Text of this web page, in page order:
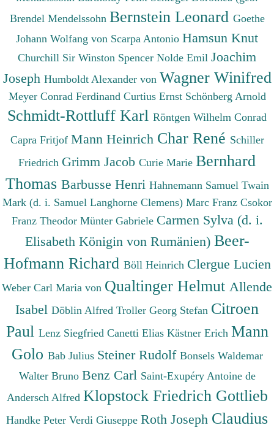
Brendel Mendelssohn Bernstein Leonard Goethe
Johann Wolfang von Scarpa Antonio Hamsun Knut
Churchill Sir Winston Spencer Nolde Emil Joachim
Joseph Humboldt Alexander von Wagner Winifred
Meyer Conrad Ferdinand Curtius Ernst Schönberg Arnold
Schmidt-Rottluff Karl Röntgen Wilhelm Conrad
Capra Fritjof Mann Heinrich Char René Schiller
Friedrich Grimm Jacob Curie Marie Bernhard
Thomas Barbusse Henri Hahnemann Samuel Twain
Mark (d. i. Samuel Langhorne Clemens) Marc Franz Csokor
Franz Theodor Münter Gabriele Carmen Sylva (d. i.
Elisabeth Königin von Rumänien) Beer-
Hofmann Richard Böll Heinrich Clergue Lucien
Weber Carl Maria von Qualtinger Helmut Allende
Isabel Döblin Alfred Troller Georg Stefan Citroen
Paul Lenz Siegfried Canetti Elias Kästner Erich Mann
Golo Bab Julius Steiner Rudolf Bonsels Waldemar
Walter Bruno Benz Carl Saint-Exupéry Antoine de
Andersch Alfred Klopstock Friedrich Gottlieb
Handke Peter Verdi Giuseppe Roth Joseph Claudius